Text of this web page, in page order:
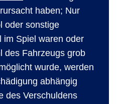
haben; Nur
oder sonstige
im Spiel waren oder
des Fahrzeugs grob
wurde, werden
abhängig
des Verschuldens